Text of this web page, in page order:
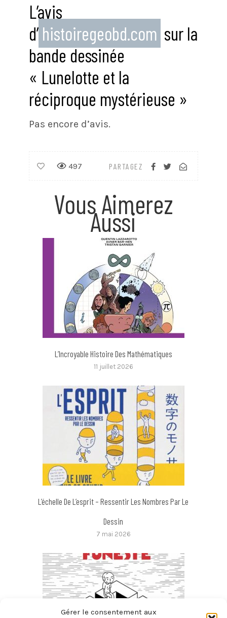
Gérer le consentement aux
L’avis
d’ histoiregeobd.com sur la
bande dessinée
« Lunelotte et la
réciproque mystérieuse »
Pas encore d’avis.
PARTAGEZ
497
Vous Aimerez
Aussi
L’Incroyable Histoire Des Mathématiques
11 juillet 2026
L’échelle De L’esprit – Ressentir Les Nombres Par Le
Dessin
7 mai 2026